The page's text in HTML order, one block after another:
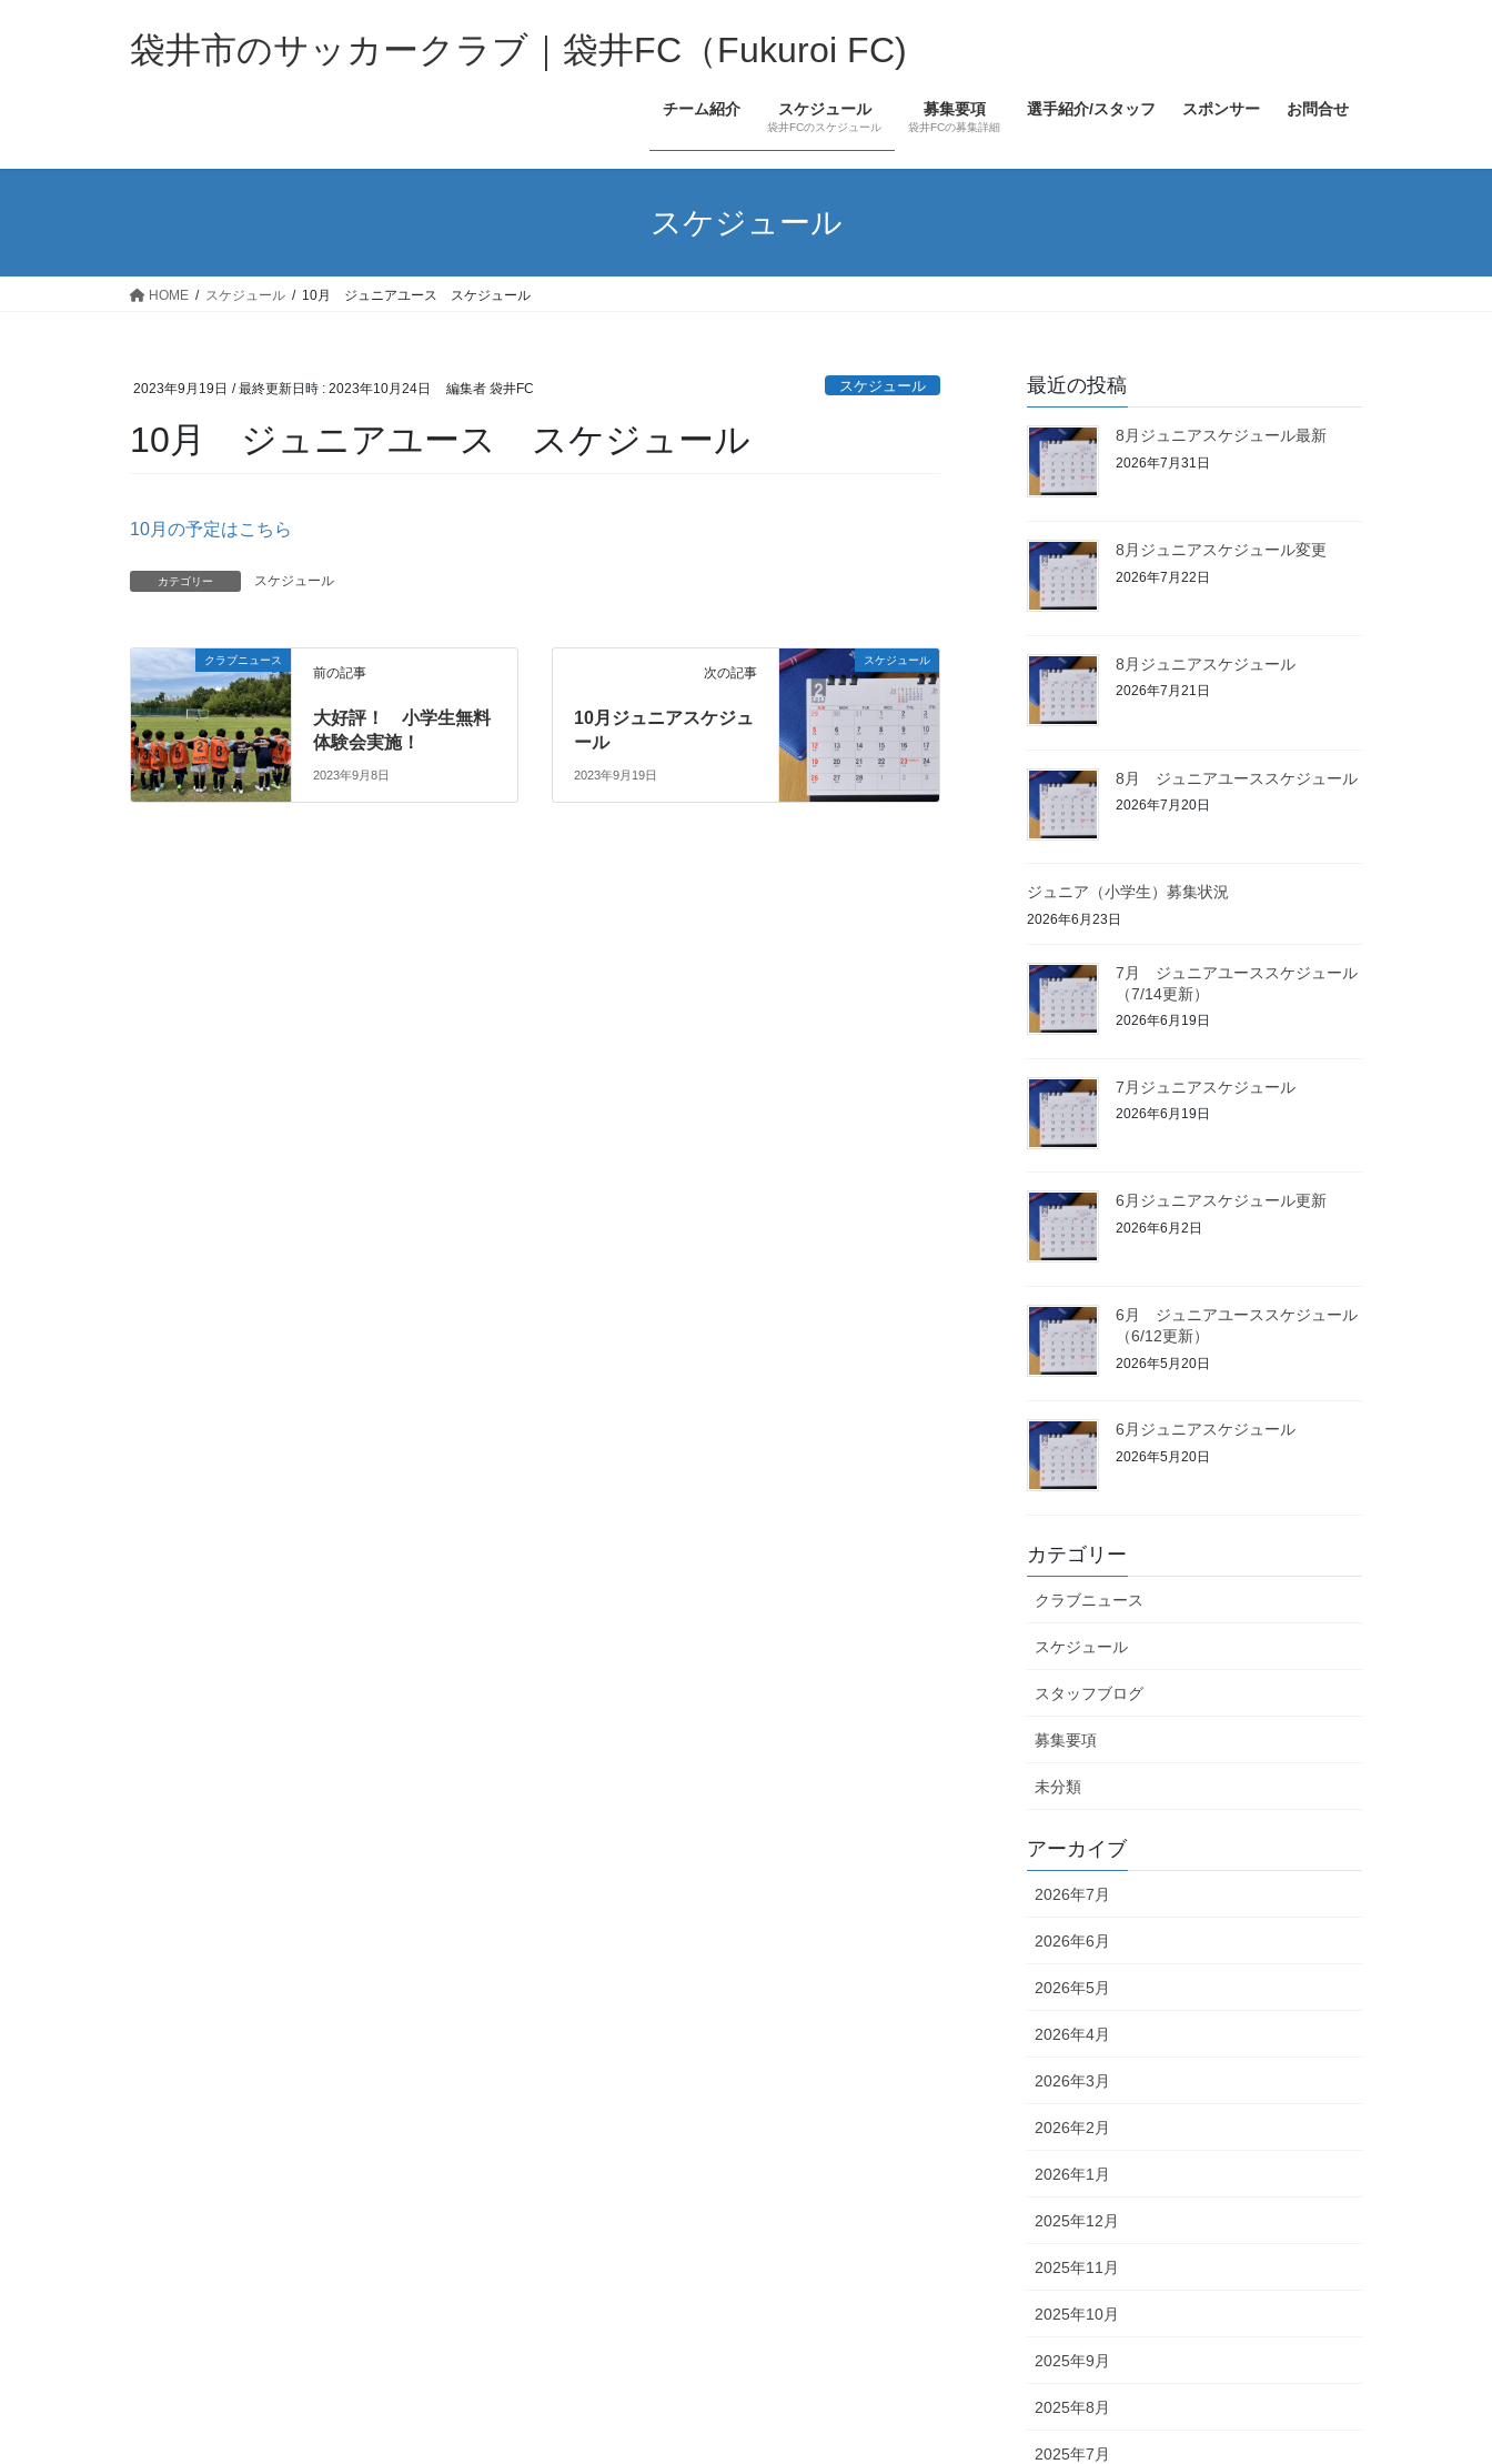
ス
ン
袋井市のサッカークラブ｜袋井FC（Fukuroi FC)
チーム紹介 スケジュール
袋井FCのスケジュール
募集要項
袋井FCの募集詳細
選手紹介/スタッフ スポンサー お問合せ
スケジュール
HOME スケジュール 10月 ジュニアユース スケジュール
2023年9月19日 / 最終更新日時 : 2023年10月24日 編集者 袋井FC スケジュール
10月 ジュニアユース スケジュール
10月の予定はこちら
カテゴリー スケジュール
クラブニュース
前の記事
大好評！ 小学生無料
体験会実施！
2023年9月8日
スケジュール
次の記事
10月ジュニアスケジュ
ール
2023年9月19日
最近の投稿
8月ジュニアスケジュール最新
2026年7月31日
8月ジュニアスケジュール変更
2026年7月22日
8月ジュニアスケジュール
2026年7月21日
8月 ジュニアユーススケジュール
2026年7月20日
ジュニア（小学生）募集状況
2026年6月23日
7月 ジュニアユーススケジュール
（7/14更新）
2026年6月19日
7月ジュニアスケジュール
2026年6月19日
6月ジュニアスケジュール更新
2026年6月2日
6月 ジュニアユーススケジュール
（6/12更新）
2026年5月20日
6月ジュニアスケジュール
2026年5月20日
カテゴリー
クラブニュース
スケジュール
スタッフブログ
募集要項
未分類
アーカイブ
2026年7月
2026年6月
2026年5月
2026年4月
2026年3月
2026年2月
2026年1月
2025年12月
2025年11月
2025年10月
2025年9月
2025年8月
2025年7月